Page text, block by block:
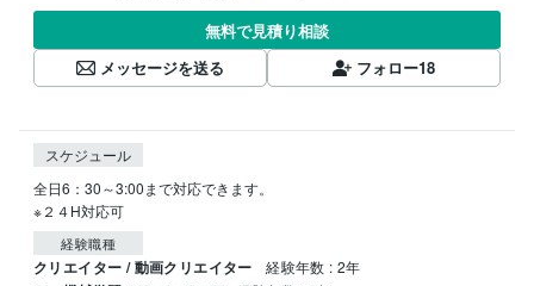
無料で見積り相談
メッセージを送る
フォロー18
スケジュール
全日6：30～3:00まで対応できます。
※２４H対応可
経験職種
クリエイター / 動画クリエイター 経験年数 : 2年